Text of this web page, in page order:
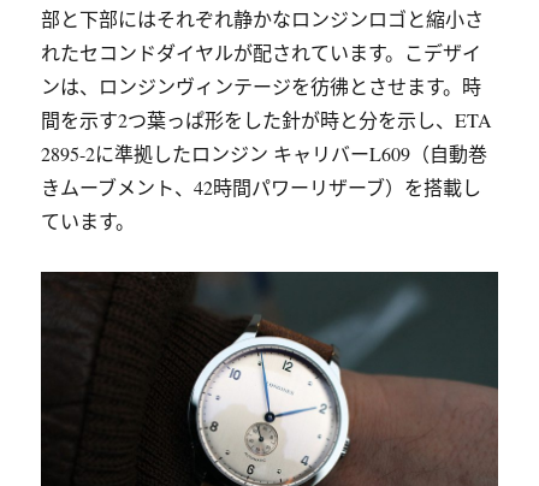
部と下部にはそれぞれ静かなロンジンロゴと縮小さ
れたセコンドダイヤルが配されています。こデザイ
ンは、ロンジンヴィンテージを彷彿とさせます。時
間を示す2つ葉っぱ形をした針が時と分を示し、ETA
2895-2に準拠したロンジン キャリバーL609（自動巻
きムーブメント、42時間パワーリザーブ）を搭載し
ています。